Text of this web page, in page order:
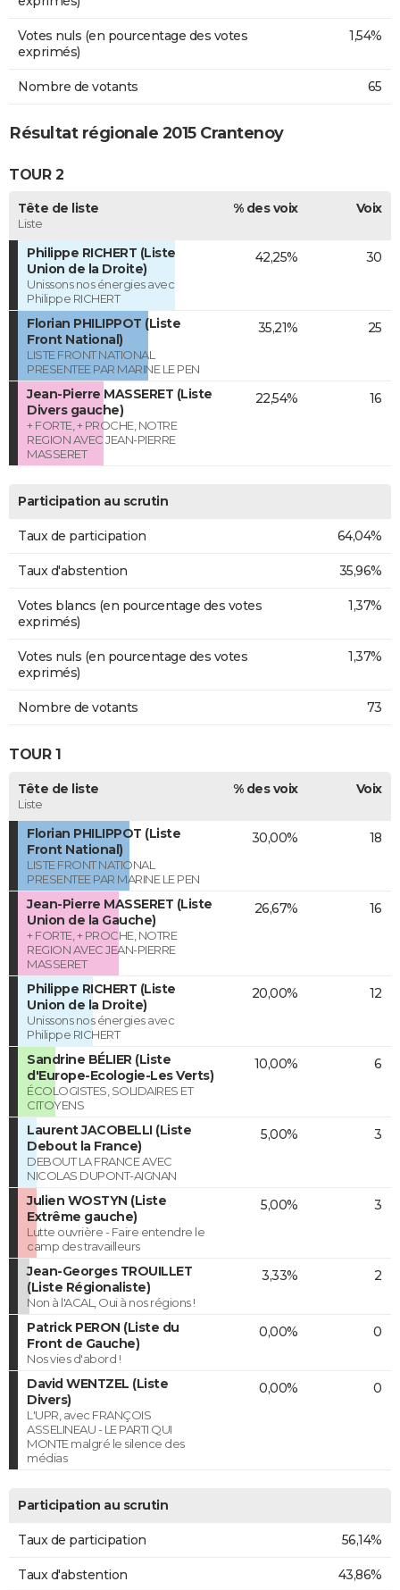
Votes nuls (en pourcentage des votes
exprimés)
1,54%
Nombre de votants 65
Résultat régionale 2015 Crantenoy
TOUR 2
Tête de liste
Liste
% des voix Voix
Philippe RICHERT (Liste
Union de la Droite)
Unissons nos énergies avec
Philippe RICHERT
42,25% 30
Florian PHILIPPOT (Liste
Front National)
LISTE FRONT NATIONAL
PRESENTEE PAR MARINE LE PEN
35,21% 25
Jean-Pierre MASSERET (Liste
Divers gauche)
+ FORTE, + PROCHE, NOTRE
REGION AVEC JEAN-PIERRE
MASSERET
22,54% 16
Participation au scrutin
Taux de participation 64,04%
Taux d'abstention 35,96%
Votes blancs (en pourcentage des votes
exprimés)
1,37%
Votes nuls (en pourcentage des votes
exprimés)
1,37%
Nombre de votants 73
TOUR 1
Tête de liste
Liste
% des voix Voix
Florian PHILIPPOT (Liste
Front National)
LISTE FRONT NATIONAL
PRESENTEE PAR MARINE LE PEN
30,00% 18
Jean-Pierre MASSERET (Liste
Union de la Gauche)
+ FORTE, + PROCHE, NOTRE
REGION AVEC JEAN-PIERRE
MASSERET
26,67% 16
Philippe RICHERT (Liste
Union de la Droite)
Unissons nos énergies avec
Philippe RICHERT
20,00% 12
Sandrine BÉLIER (Liste
d'Europe-Ecologie-Les Verts)
ÉCOLOGISTES, SOLIDAIRES ET
CITOYENS
10,00% 6
Laurent JACOBELLI (Liste
Debout la France)
DEBOUT LA FRANCE AVEC
NICOLAS DUPONT-AIGNAN
5,00% 3
Julien WOSTYN (Liste
Extrême gauche)
Lutte ouvrière - Faire entendre le
camp des travailleurs
5,00% 3
Jean-Georges TROUILLET
(Liste Régionaliste)
Non à l'ACAL, Oui à nos régions !
3,33% 2
Patrick PERON (Liste du
Front de Gauche)
Nos vies d'abord !
0,00% 0
David WENTZEL (Liste
Divers)
L'UPR, avec FRANÇOIS
ASSELINEAU - LE PARTI QUI
MONTE malgré le silence des
médias
0,00% 0
Participation au scrutin
Taux de participation 56,14%
Taux d'abstention 43,86%